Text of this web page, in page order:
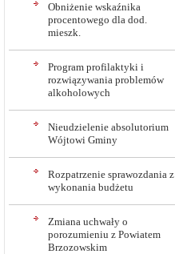
Obniżenie wskaźnika
procentowego dla dod.
mieszk.
Program profilaktyki i
rozwiązywania problemów
alkoholowych
Nieudzielenie absolutorium
Wójtowi Gminy
Rozpatrzenie sprawozdania z
wykonania budżetu
Zmiana uchwały o
porozumieniu z Powiatem
Brzozowskim